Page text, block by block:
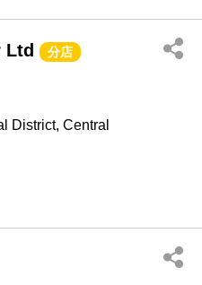
Ltd 分店
District, Central